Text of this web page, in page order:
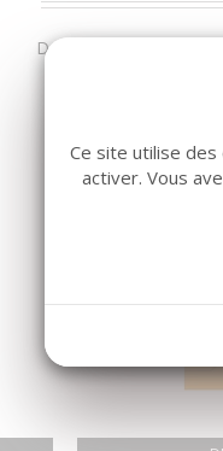
Dans la même famille
Ce site utilise
activer. Vous